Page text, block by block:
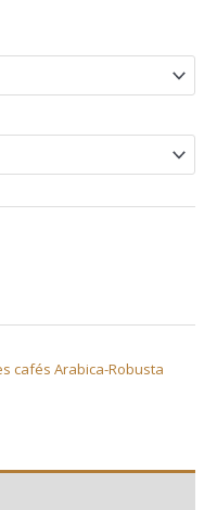
cafés Arabica-Robusta